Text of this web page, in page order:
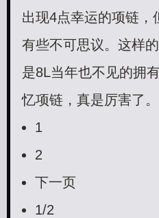
出现4点幸运的项链，
有些不可思议。这样
是8L当年也不见的拥
忆项链，真是厉害了。
1
2
下一页
1/2